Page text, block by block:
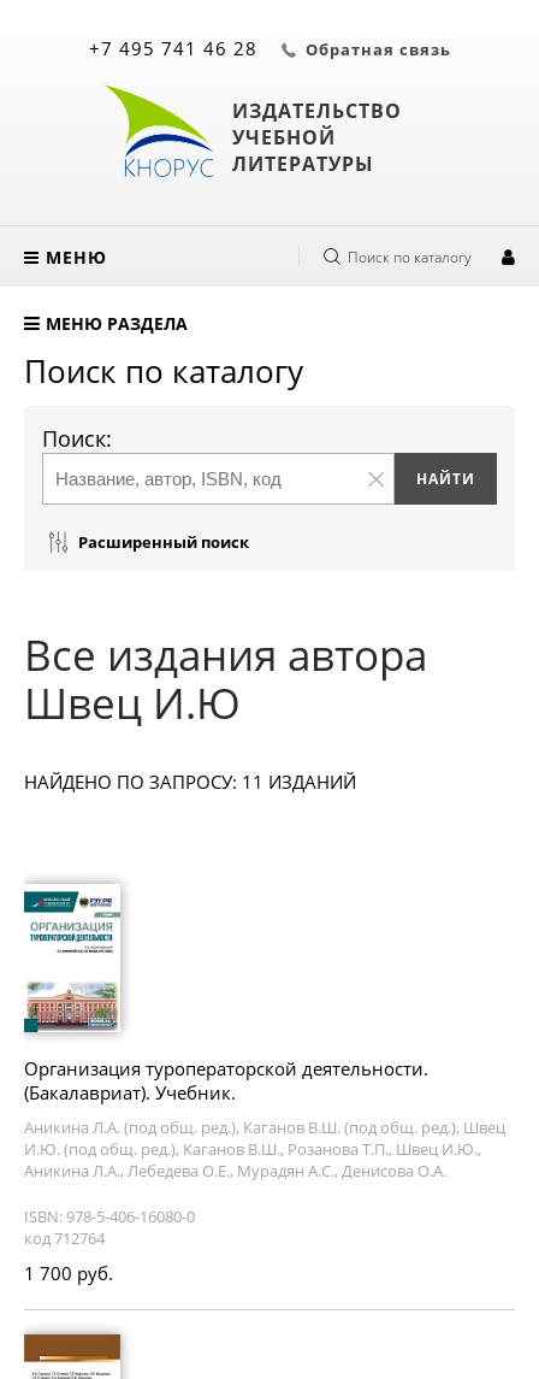
ИЗДАТЕЛЬСТВО
УЧЕБНОЙ
ЛИТЕРАТУРЫ
+7 495 741 46 28 Обратная связь
МЕНЮ Поиск по каталогу
МЕНЮ РАЗДЕЛА
Поиск по каталогу
Поиск:
Расширенный поиск
Все издания автора
Швец И.Ю
НАЙДЕНО ПО ЗАПРОСУ: 11 ИЗДАНИЙ
Организация туроператорской деятельности.
(Бакалавриат). Учебник.
Аникина Л.А. (под общ. ред.), Каганов В.Ш. (под общ. ред.), Швец
И.Ю. (под общ. ред.), Каганов В.Ш., Розанова Т.П., Швец И.Ю.,
Аникина Л.А., Лебедева О.Е., Мурадян А.С., Денисова О.А.
ISBN: 978-5-406-16080-0
код 712764
1 700 руб.